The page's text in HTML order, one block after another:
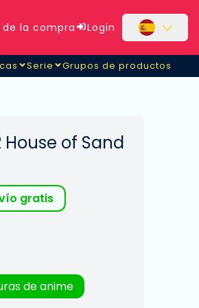
la compra Login
Serie Grupos de productos
of Sand
gratis
de anime